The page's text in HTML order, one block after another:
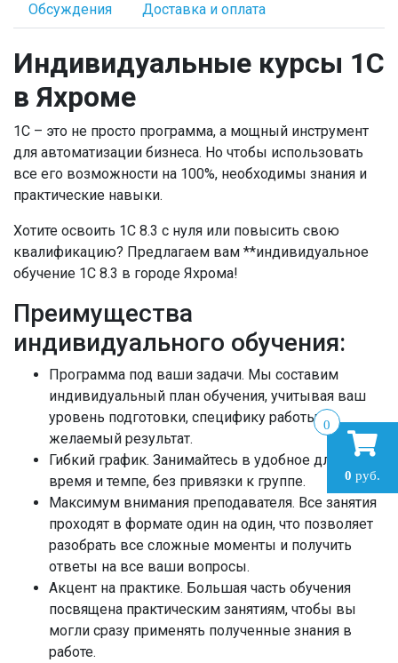
Обсуждения Доставка и оплата
Индивидуальные курсы 1С
в Яхроме
1С – это не просто программа, а мощный инструмент
для автоматизации бизнеса. Но чтобы использовать
все его возможности на 100%, необходимы знания и
практические навыки.
Хотите освоить 1С 8.3 с нуля или повысить свою
квалификацию? Предлагаем вам **индивидуальное
обучение 1С 8.3 в городе Яхрома!
Преимущества
индивидуального обучения:
Программа под ваши задачи. Мы составим
индивидуальный план обучения, учитывая ваш
уровень подготовки, специфику работы и
желаемый результат.
Гибкий график. Занимайтесь в удобное для вас
время и темпе, без привязки к группе.
Максимум внимания преподавателя. Все занятия
проходят в формате один на один, что позволяет
разобрать все сложные моменты и получить
ответы на все ваши вопросы.
Акцент на практике. Большая часть обучения
посвящена практическим занятиям, чтобы вы
могли сразу применять полученные знания в
работе.
0
0 руб.